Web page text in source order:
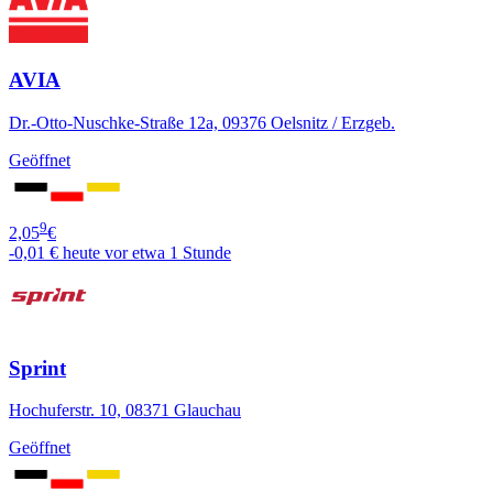
AVIA
Dr.-Otto-Nuschke-Straße 12a, 09376 Oelsnitz / Erzgeb.
Geöffnet
2,059€
-0,01 € heute vor etwa 1 Stunde
Sprint
Hochuferstr. 10, 08371 Glauchau
Geöffnet